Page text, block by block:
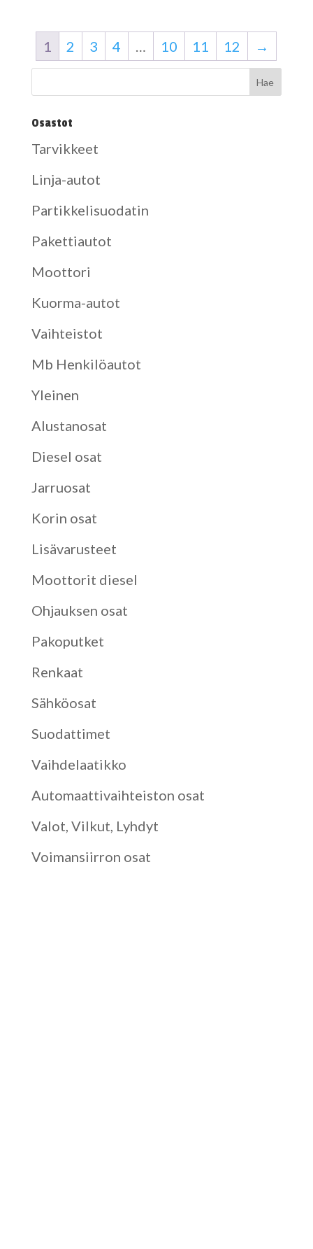
1 2 3 4 … 10 11 12 →
Osastot
Tarvikkeet
Linja-autot
Partikkelisuodatin
Pakettiautot
Moottori
Kuorma-autot
Vaihteistot
Mb Henkilöautot
Yleinen
Alustanosat
Diesel osat
Jarruosat
Korin osat
Lisävarusteet
Moottorit diesel
Ohjauksen osat
Pakoputket
Renkaat
Sähköosat
Suodattimet
Vaihdelaatikko
Automaattivaihteiston osat
Valot, Vilkut, Lyhdyt
Voimansiirron osat